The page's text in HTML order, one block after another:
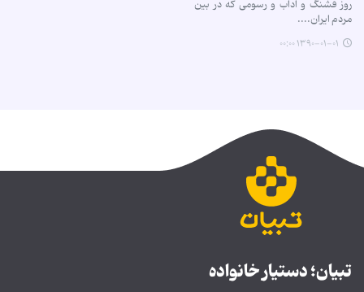
روز قشنگ و آداب و رسومی که در بین
مردم ایران....
۱۳۹۰-۰۱-۰۱ ۰۰:۰۰
تبیان؛ دستیار خانواده